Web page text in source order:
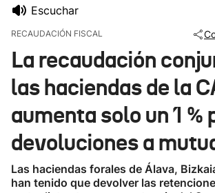
Ikusmiran
Eguraldia
Escuchar
RECAUDACIÓN FISCAL
La recaudación
las haciendas de la
aumenta solo un 1 %
devoluciones a
Las haciendas forales de Álava,
han tenido que devolver las